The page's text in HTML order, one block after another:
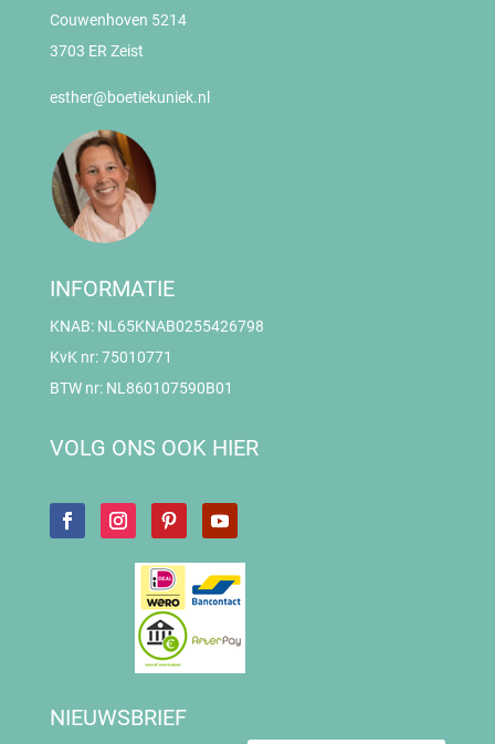
Couwenhoven 5214
3703 ER Zeist
esther@boetiekuniek.nl
INFORMATIE
KNAB: NL65KNAB0255426798
KvK nr: 75010771
BTW nr: NL860107590B01
VOLG ONS OOK HIER
NIEUWSBRIEF